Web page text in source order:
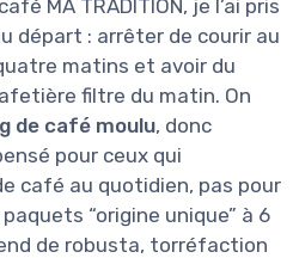
MA TRADITION, je l’ai pris
départ : arrêter de courir au
matins et avoir du
filtre du matin. On
de café moulu, donc
pour ceux qui
café au quotidien, pas pour
“origine unique” à 6
de robusta, torréfaction